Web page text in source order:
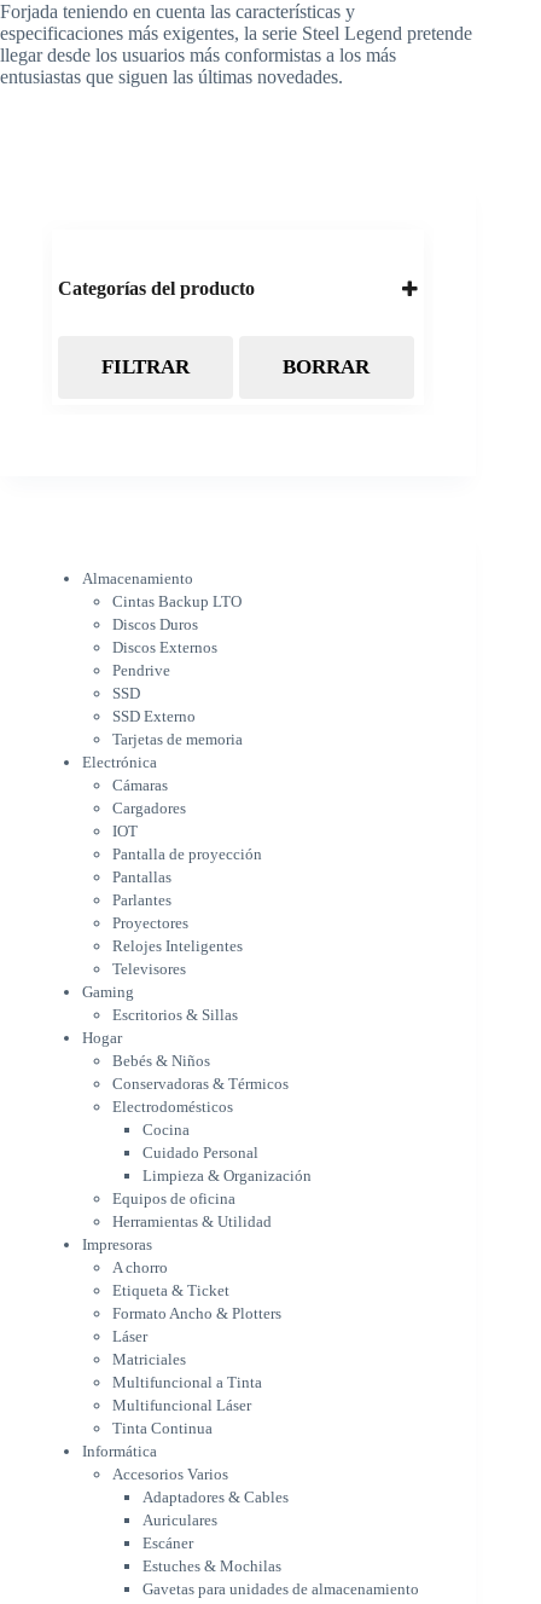
Forjada teniendo en cuenta las características y
especificaciones más exigentes, la serie Steel Legend pretende
llegar desde los usuarios más conformistas a los más
entusiastas que siguen las últimas novedades.
Categorías del producto
Almacenamiento
Cámaras
Cargadores
IOT
Pantalla de proyección
Pantallas
Proyectores
Relojes Inteligentes
Televisores
Gaming
Escritorios & Sillas
Hogar
Bebés & Niños
Conservadoras & Térmicos
Electrodomésticos
Cocina
Cuidado Personal
Limpieza & Organización
Equipos de oficina
Herramientas & Utilidad
Impresoras
A chorro
Etiqueta & Ticket
Formato Ancho & Plotters
Matriciales
Multifuncional a Tinta
Tinta Continua
Informática
Accesorios Varios
Adaptadores & Cables
Auriculares
Escáner
Estuches & Mochilas
Gavetas para unidades de
almacenamiento
Lápices & punteros
Soportes
WebCam
Componentes para PC
Fuentes
Gabinetes
FILTRAR BORRAR
Almacenamiento
Cintas Backup LTO
Discos Duros
Discos Externos
Pendrive
SSD
SSD Externo
Tarjetas de memoria
Electrónica
Cámaras
Cargadores
IOT
Pantalla de proyección
Pantallas
Parlantes
Proyectores
Relojes Inteligentes
Televisores
Gaming
Escritorios & Sillas
Hogar
Bebés & Niños
Conservadoras & Térmicos
Electrodomésticos
Cocina
Cuidado Personal
Limpieza & Organización
Equipos de oficina
Herramientas & Utilidad
Impresoras
A chorro
Etiqueta & Ticket
Formato Ancho & Plotters
Láser
Matriciales
Multifuncional a Tinta
Multifuncional Láser
Tinta Continua
Informática
Accesorios Varios
Adaptadores & Cables
Auriculares
Escáner
Estuches & Mochilas
Gavetas para unidades de almacenamiento